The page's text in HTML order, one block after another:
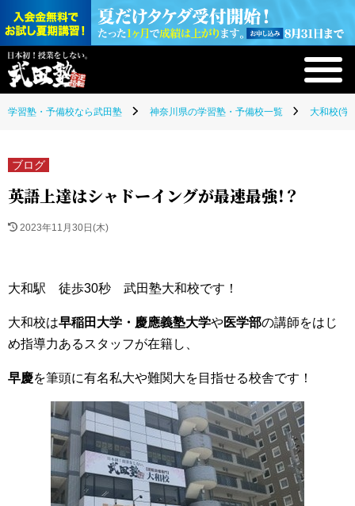
学習塾・予備校なら武田塾 神奈川県の学習塾・予備校一覧 大和校(学
ブログ
英語上達はシャドーイングが最速最強！？
2023年11月30日(木)
大和駅 徒歩30秒 武田塾大和校です！
大和校は早稲田大学・慶應義塾大学や医学部の講師をはじ
め指導力あるスタッフが在籍し、
早慶を筆頭に有名私大や難関大を目指せる校舎です！